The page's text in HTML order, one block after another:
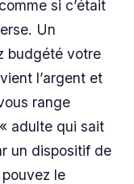
si c’était
Un
budgété votre
l’argent et
range
adulte qui sait
un dispositif de
le